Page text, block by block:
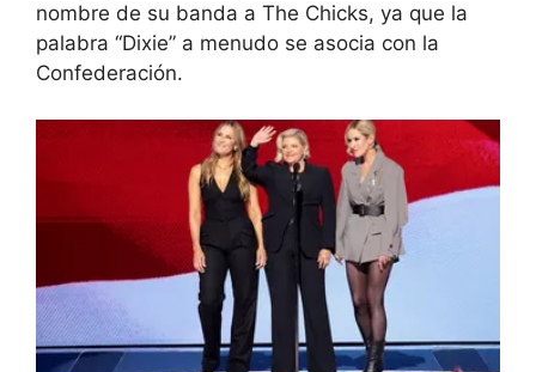
nombre de su banda a The Chicks, ya que la
palabra “Dixie” a menudo se asocia con la
Confederación.